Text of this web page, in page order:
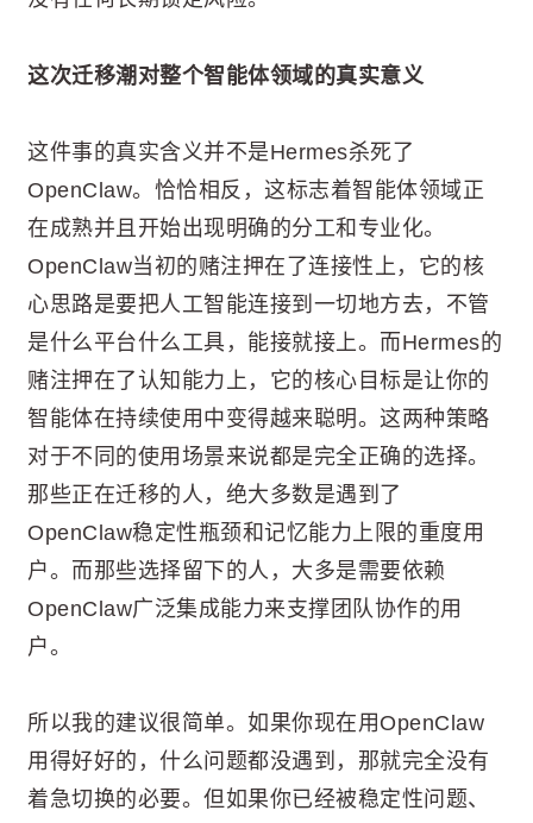
这次迁移潮对整个智能体领域的真实意义
这件事的真实含义并不是Hermes杀死了
OpenClaw。恰恰相反，这标志着智能体领域正
在成熟并且开始出现明确的分工和专业化。
OpenClaw当初的赌注押在了连接性上，它的核
心思路是要把人工智能连接到一切地方去，不管
是什么平台什么工具，能接就接上。而Hermes的
赌注押在了认知能力上，它的核心目标是让你的
智能体在持续使用中变得越来聪明。这两种策略
对于不同的使用场景来说都是完全正确的选择。
那些正在迁移的人，绝大多数是遇到了
OpenClaw稳定性瓶颈和记忆能力上限的重度用
户。而那些选择留下的人，大多是需要依赖
OpenClaw广泛集成能力来支撑团队协作的用
户。
所以我的建议很简单。如果你现在用OpenClaw
用得好好的，什么问题都没遇到，那就完全没有
着急切换的必要。但如果你已经被稳定性问题、